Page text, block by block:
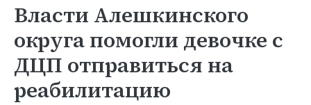
Власти Алешкинского
округа помогли девочке с
ДЦП отправиться на
реабилитацию